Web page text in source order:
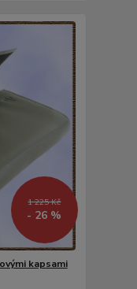
1 225 Kč
- 26 %
kapsami